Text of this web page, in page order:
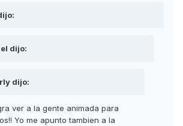
dijo:
dijo:
ver a la gente animada para
Yo me apunto tambien a la